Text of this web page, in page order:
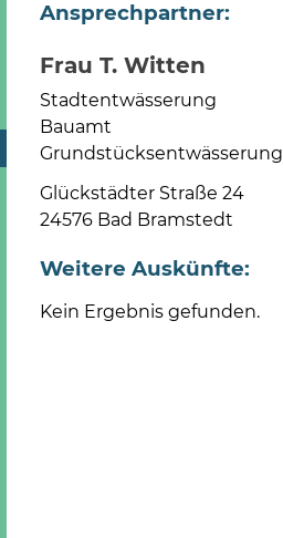
Ansprechpartner:
Frau T. Witten
Stadtentwässerung
Bauamt
Grundstücksentwässerung
Glückstädter Straße 24
24576 Bad Bramstedt
Weitere Auskünfte:
Kein Ergebnis gefunden.